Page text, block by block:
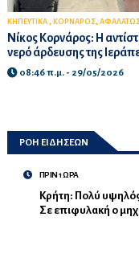
ΚΗΠΕΥΤΙΚΑ , ΚΟΡΝΑΡΟΣ,
Νίκος Κορνάρος: Η
νερό άρδευσης της
08:46 π.μ. - 29/05/2026
ΡΟΗ ΕΙΔΗΣΕΩΝ
ΠΡΙΝ 1 ΩΡΑ
Κρήτη: Πολύ
Σε επιφυλακή ο